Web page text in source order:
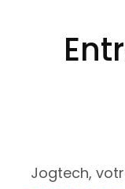
Jogtech,